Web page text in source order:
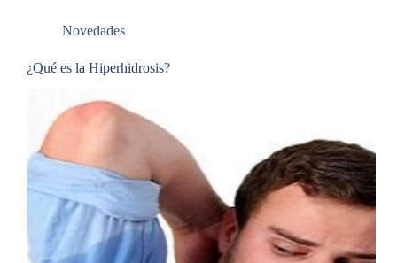
Novedades
¿Qué es la Hiperhidrosis?